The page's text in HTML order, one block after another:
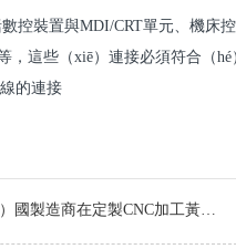
控裝置與MDI/CRT單元、機床
這些（xiē）連接必須符合（
的連接
中（zhōng）國製造商在定製CNC加工黃銅零件領域表現卓越